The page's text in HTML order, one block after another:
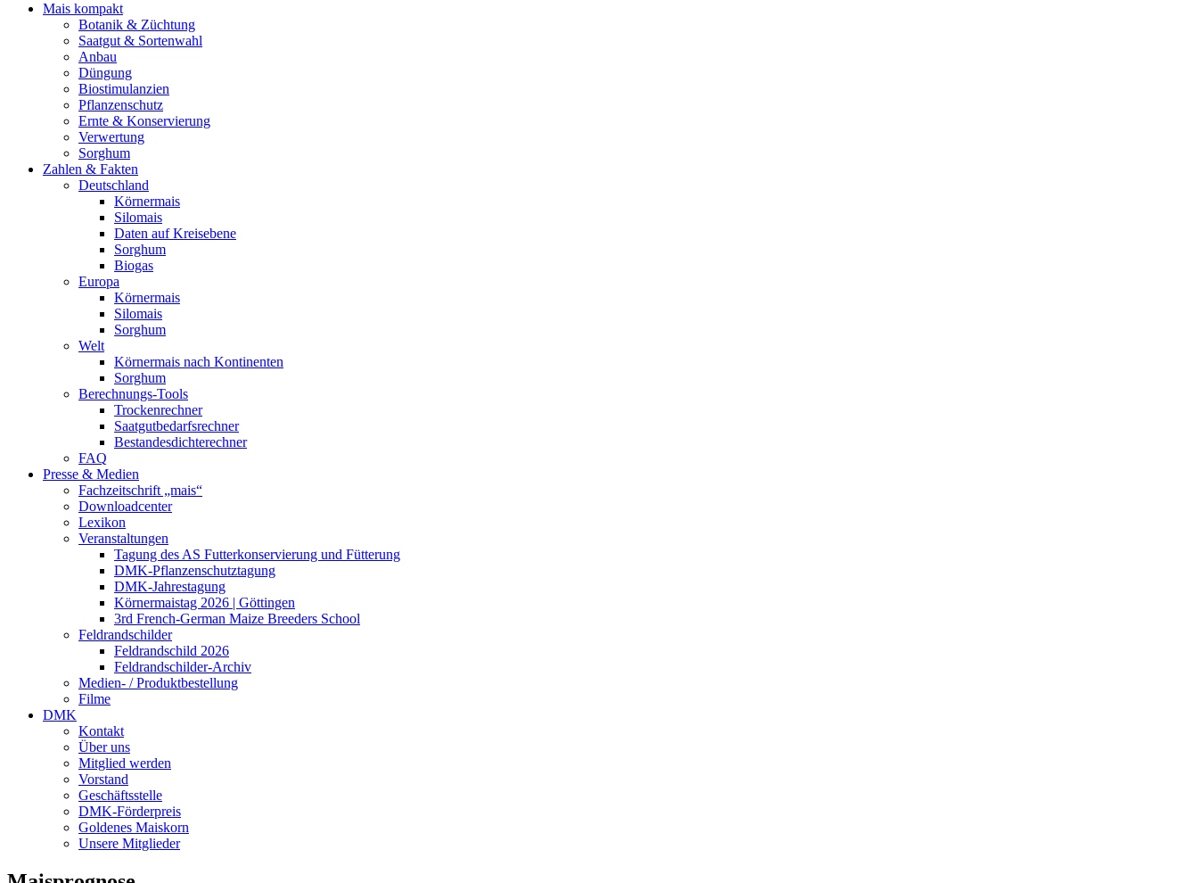
Mais kompakt
Botanik & Züchtung
Saatgut & Sortenwahl
Anbau
Düngung
Biostimulanzien
Pflanzenschutz
Ernte & Konservierung
Verwertung
Sorghum
Zahlen & Fakten
Deutschland
Körnermais
Silomais
Daten auf Kreisebene
Sorghum
Biogas
Europa
Körnermais
Silomais
Sorghum
Welt
Körnermais nach Kontinenten
Sorghum
Berechnungs-Tools
Trockenrechner
Saatgutbedarfsrechner
Bestandesdichterechner
FAQ
Presse & Medien
Fachzeitschrift „mais“
Downloadcenter
Lexikon
Veranstaltungen
Tagung des AS Futterkonservierung und Fütterung
DMK-Pflanzenschutztagung
DMK-Jahrestagung
Körnermaistag 2026 | Göttingen
3rd French-German Maize Breeders School
Feldrandschilder
Feldrandschild 2026
Feldrandschilder-Archiv
Medien- / Produktbestellung
Filme
DMK
Kontakt
Über uns
Mitglied werden
Vorstand
Geschäftsstelle
DMK-Förderpreis
Goldenes Maiskorn
Unsere Mitglieder